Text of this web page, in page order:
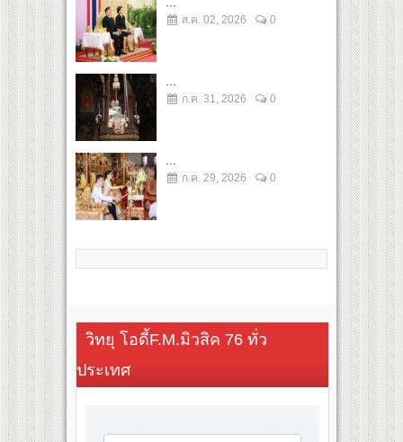
ส.ค. 02, 2026 0
ก.ค. 31, 2026 0
ก.ค. 29, 2026 0
วิทยุ โอดี้F.M.มิวสิค 76 ทั่ว
ประเทศ